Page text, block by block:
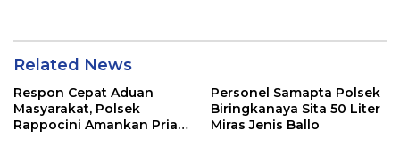
Related News
Respon Cepat Aduan
Masyarakat, Polsek
Rappocini Amankan Pria
Personel Samapta Polsek
Biringkanaya Sita 50 Liter
Miras Jenis Ballo